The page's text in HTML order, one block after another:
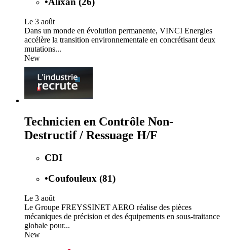
Le 3 août
Dans un monde en évolution permanente, VINCI Energies
accélère la transition environnementale en concrétisant deux
mutations...
New
Technicien en Contrôle Non-
Destructif / Ressuage H/F
CDI
•Coufouleux (81)
Le 3 août
Le Groupe FREYSSINET AERO réalise des pièces
mécaniques de précision et des équipements en sous-traitance
globale pour...
New